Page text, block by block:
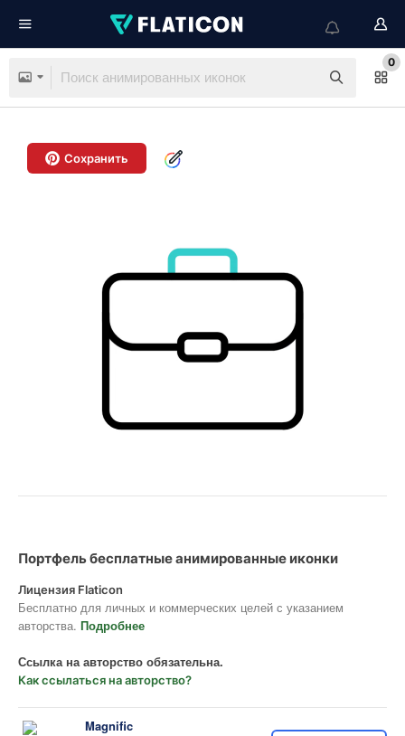
0
Сохранить
Портфель бесплатные анимированные иконки
Лицензия Flaticon
Бесплатно для личных и коммерческих целей с указанием
авторства. Подробнее
Ссылка на авторство обязательна.
Как ссылаться на авторство?
Magnific